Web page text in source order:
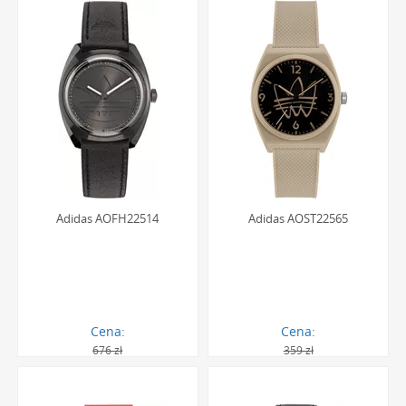
silikonowych paskach, które idealnie sprawdzają się
podczas aktywności fizycznej. Kobiety doceniają również
nowoczesny design, który pozwala wyróżnić się z tłumu,
oraz niezawodność, jaką oferuje renomowana marka.
Czasomierze te są postrzegane jako modny i praktyczny
dodatek na każdą okazję.
Najczęściej zadawane pytania
dotyczące damskich modeli
Adidas
Większość damskich zegarków marki Adidas wyposażona
jest w wysokiej jakości szkło mineralne. Jest ono specjalnie
Adidas AOFH22514
Cena:
676 zł
Adidas AOST22565
Cena:
359 zł